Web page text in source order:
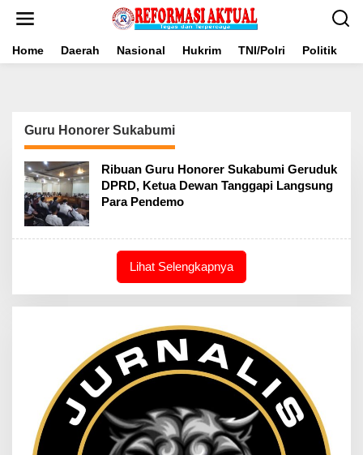
Home Daerah Nasional Hukrim TNI/Polri Politik
Guru Honorer Sukabumi
Ribuan Guru Honorer Sukabumi Geruduk
DPRD, Ketua Dewan Tanggapi Langsung
Para Pendemo
Lihat Selengkapnya